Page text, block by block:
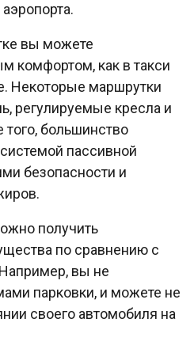
вы можете
комфортом, как в такси
Некоторые маршрутки
регулируемые кресла и
большинство
пассивной
безопасности и
получить
по сравнению с
вы не
парковки, и можете не
своего автомобиля на